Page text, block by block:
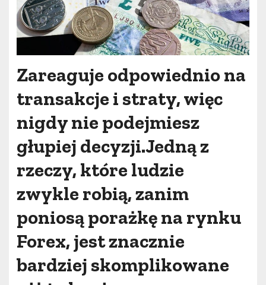
Zareaguje odpowiednio na
transakcje i straty, więc
nigdy nie podejmiesz
głupiej decyzji.Jedną z
rzeczy, które ludzie
zwykle robią, zanim
poniosą porażkę na rynku
Forex, jest znacznie
bardziej skomplikowane